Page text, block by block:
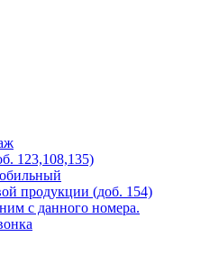
123,108,135)
продукции (доб. 154)
с данного номера.